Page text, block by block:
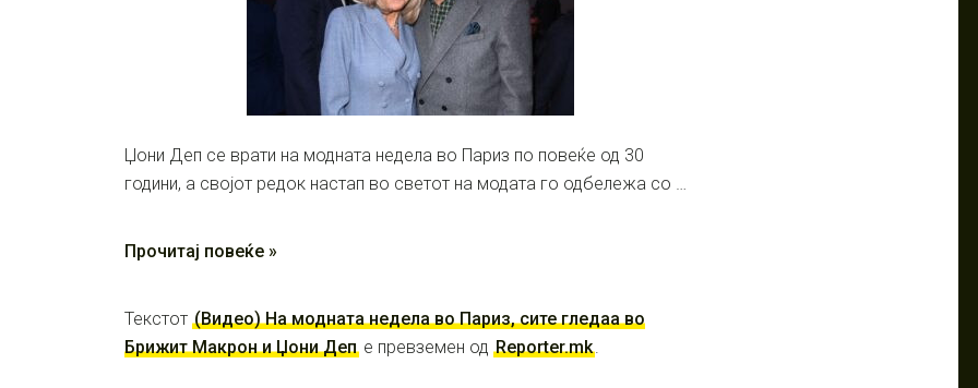
Џони Деп се врати на модната недела во Париз по повеќе од 30
години, а својот редок настап во светот на модата го одбележа со …
Прочитај повеќе »
Текстот (Видео) На модната недела во Париз, сите гледаа во
Брижит Макрон и Џони Деп е превземен од Reporter.mk.